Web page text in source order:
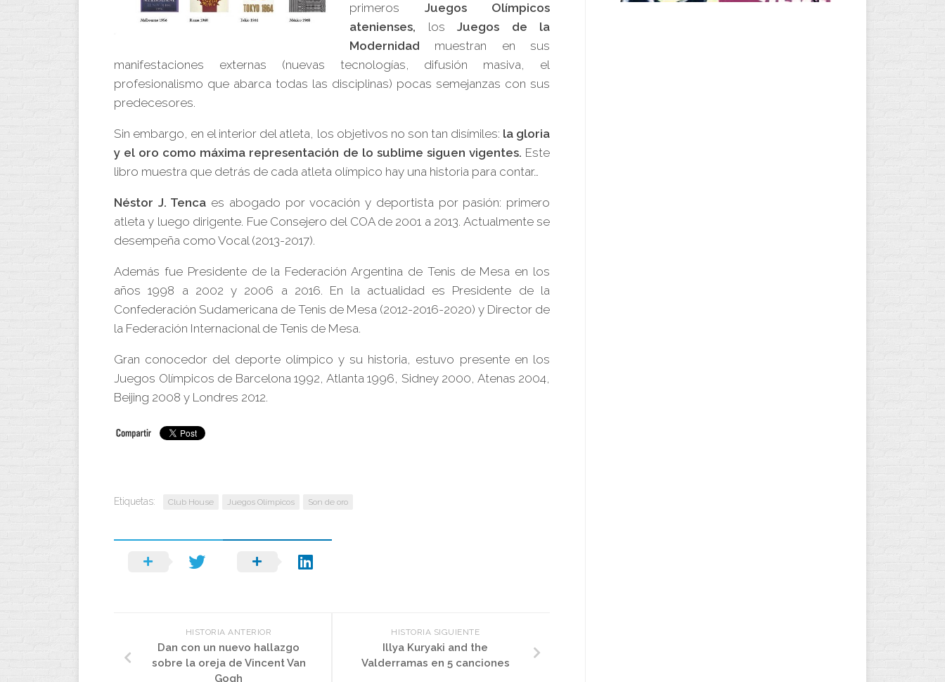
primeros Juegos Olímpicos
atenienses, los Juegos de la
Modernidad muestran en sus
manifestaciones externas (nuevas tecnologías, difusión masiva, el
profesionalismo que abarca todas las disciplinas) pocas semejanzas con sus
predecesores.
Sin embargo, en el interior del atleta, los objetivos no son tan disímiles: la gloria
y el oro como máxima representación de lo sublime siguen vigentes. Este
libro muestra que detrás de cada atleta olímpico hay una historia para contar…
Néstor J. Tenca es abogado por vocación y deportista por pasión: primero
atleta y luego dirigente. Fue Consejero del COA de 2001 a 2013. Actualmente se
desempeña como Vocal (2013-2017).
Además fue Presidente de la Federación Argentina de Tenis de Mesa en los
años 1998 a 2002 y 2006 a 2016. En la actualidad es Presidente de la
Confederación Sudamericana de Tenis de Mesa (2012-2016-2020) y Director de
la Federación Internacional de Tenis de Mesa.
Gran conocedor del deporte olímpico y su historia, estuvo presente en los
Juegos Olímpicos de Barcelona 1992, Atlanta 1996, Sidney 2000, Atenas 2004,
Beijing 2008 y Londres 2012.
Etiquetas: Club House Juegos Olímpicos Son de oro
HISTORIA SIGUIENTE
Illya Kuryaki and the
Valderramas en 5 canciones
HISTORIA ANTERIOR
Dan con un nuevo hallazgo
sobre la oreja de Vincent Van
Gogh